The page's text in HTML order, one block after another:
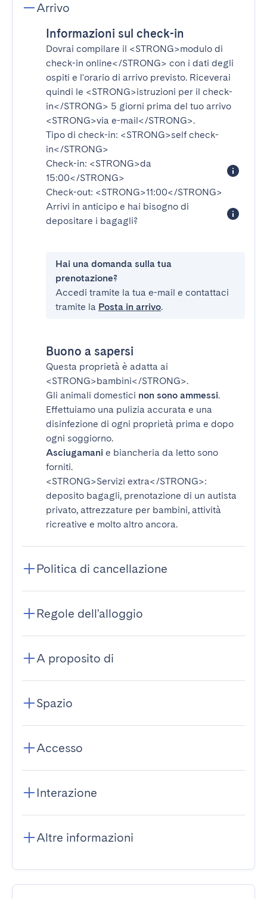
Arrivo
Informazioni sul check-in
Dovrai compilare il <STRONG>modulo di
check-in online</STRONG> con i dati degli
ospiti e l'orario di arrivo previsto. Riceverai
quindi le <STRONG>istruzioni per il check-
in</STRONG> 5 giorni prima del tuo arrivo
<STRONG>via e-mail</STRONG>.
Tipo di check-in: <STRONG>self check-
in</STRONG>
Check-in: <STRONG>da
15:00</STRONG>
Check-out: <STRONG>11:00</STRONG>
Arrivi in anticipo e hai bisogno di
depositare i bagagli?
Hai una domanda sulla tua
prenotazione?
Accedi tramite la tua e-mail e contattaci
tramite la Posta in arrivo.
Buono a sapersi
Questa proprietà è adatta ai
<STRONG>bambini</STRONG>.
Gli animali domestici non sono ammessi.
Effettuiamo una pulizia accurata e una
disinfezione di ogni proprietà prima e dopo
ogni soggiorno.
Asciugamani e biancheria da letto sono
forniti.
<STRONG>Servizi extra</STRONG>:
deposito bagagli, prenotazione di un autista
privato, attrezzature per bambini, attività
ricreative e molto altro ancora.
Politica di cancellazione
Regole dell'alloggio
A proposito di
Spazio
Accesso
Interazione
Altre informazioni